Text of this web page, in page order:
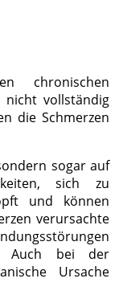
nicht vollständig
die Schmerzen
sogar auf
sich zu
und können
verursachte
Auch bei der
Ursache